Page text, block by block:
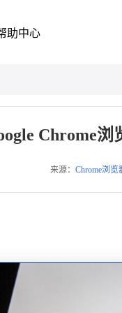
助中心
Chrome
来源： Chrome浏览